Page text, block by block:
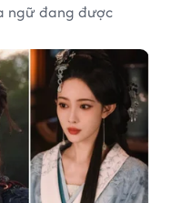
ngữ đang được